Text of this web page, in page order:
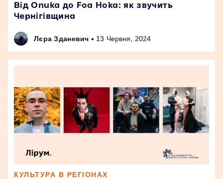
Від Onuka до Foa Hoka: як звучить
Чернігівщина
Лєра Зданевич • 13 Червня, 2024
КУЛЬТУРА В РЕГІОНАХ